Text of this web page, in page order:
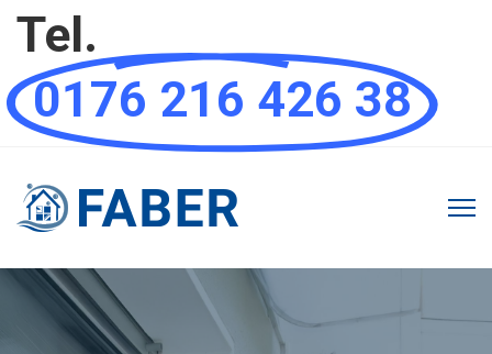
Tel.
0176 216 426 38